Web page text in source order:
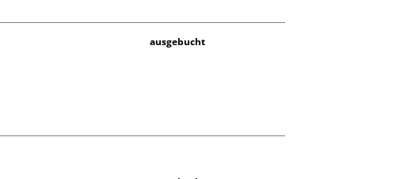
ausgebucht